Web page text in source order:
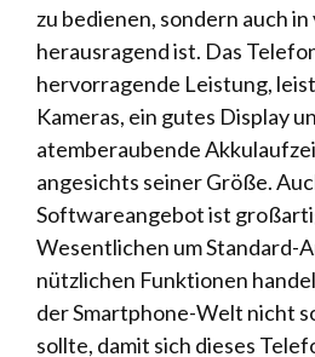
zu bedienen, sondern auch
herausragend ist. Das
hervorragende Leistung,
Kameras, ein gutes Display
atemberaubende
angesichts seiner Größe.
Softwareangebot ist
Wesentlichen um Standard-
nützlichen Funktionen
der Smartphone-Welt nicht
sollte, damit sich dieses